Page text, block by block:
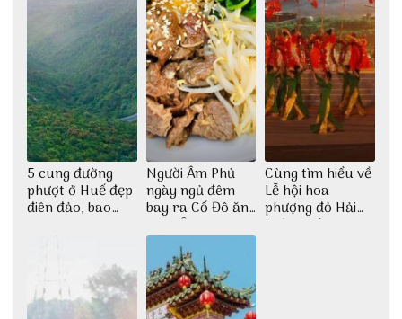
5 cung đường
phượt ở Huế đẹp
điên đảo, bao
Người Âm Phủ
ngày ngủ đêm
bay ra Cố Đô ăn
Cơm Âm Phủ
Huế
Cùng tìm hiểu về
Lễ hội hoa
phượng đỏ Hải
Phòng với 3vi.vn